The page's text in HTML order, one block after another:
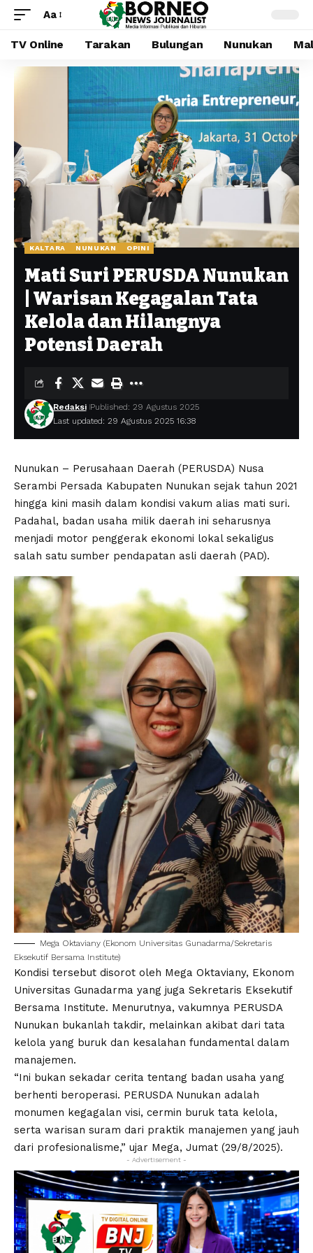
Aa
TV Online Tarakan Bulungan Nunukan
KALTARA NUNUKAN OPINI
Mati Suri PERUSDA Nunukan
| Warisan Kegagalan Tata
Kelola dan Hilangnya
Potensi Daerah
Last updated: 29 Agustus 2025 16:38
Redaksi Published: 29 Agustus 2025
Nunukan – Perusahaan Daerah (PERUSDA) Nusa
Serambi Persada Kabupaten Nunukan sejak tahun 2021
hingga kini masih dalam kondisi vakum alias mati suri.
Padahal, badan usaha milik daerah ini seharusnya
menjadi motor penggerak ekonomi lokal sekaligus
salah satu sumber pendapatan asli daerah (PAD).
Mega Oktaviany (Ekonom Universitas Gunadarma/Sekretaris
Eksekutif Bersama Institute)
Kondisi tersebut disorot oleh Mega Oktaviany, Ekonom
Universitas Gunadarma yang juga Sekretaris Eksekutif
Bersama Institute. Menurutnya, vakumnya PERUSDA
Nunukan bukanlah takdir, melainkan akibat dari tata
kelola yang buruk dan kesalahan fundamental dalam
manajemen.
“Ini bukan sekadar cerita tentang badan usaha yang
berhenti beroperasi. PERUSDA Nunukan adalah
monumen kegagalan visi, cermin buruk tata kelola,
serta warisan suram dari praktik manajemen yang jauh
dari profesionalisme,” ujar Mega, Jumat (29/8/2025).
- Advertisement -